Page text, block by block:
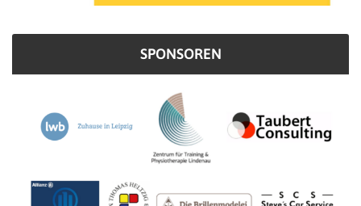
SPONSOREN